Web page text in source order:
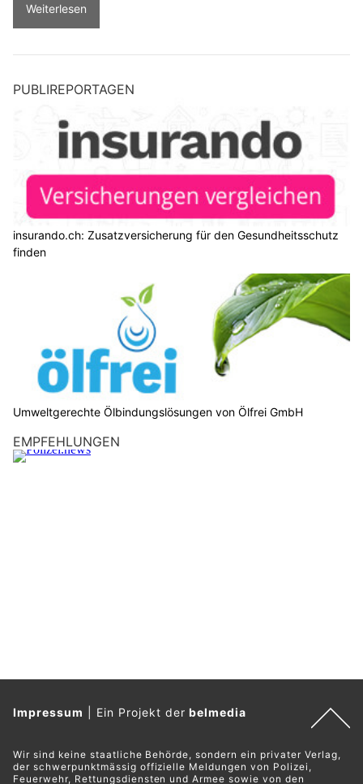
Weiterlesen
PUBLIREPORTAGEN
insurando.ch: Zusatzversicherung für den Gesundheitsschutz
finden
Umweltgerechte Ölbindungslösungen von Ölfrei GmbH
EMPFEHLUNGEN
Impressum Ein Projekt derbelmedia
Wir sind keine staatliche Behörde, sondern ein privater Verlag,
der schwerpunktmässig offizielle Meldungen von Polizei,
Feuerwehr, Rettungsdiensten und Armee sowie von den